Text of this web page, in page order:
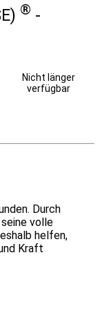
® -
Nicht länger
verfügbar
Durch
volle
helfen,
Kraft